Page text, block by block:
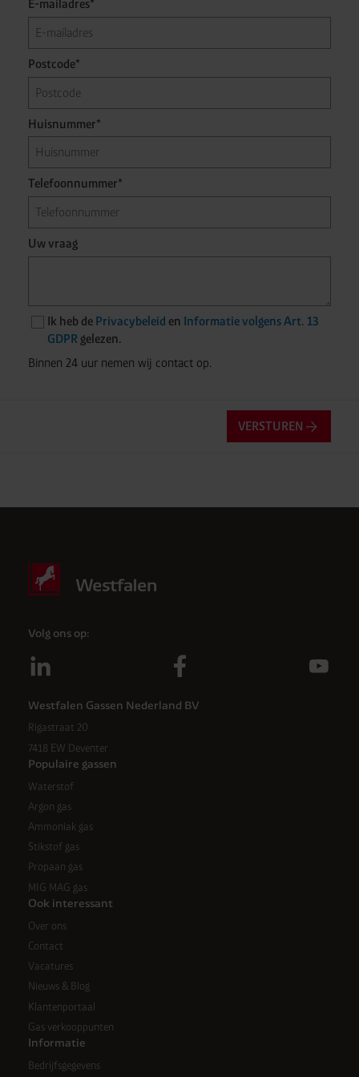
moment intrekken of aanpassen via de cookies-link in
de voettekst van de website
E-mailadres*
Postcode*
Huisnummer*
Telefoonnummer*
Uw vraag
Ik heb de Privacybeleid en Informatie volgens Art. 13
GDPR gelezen.
Binnen 24 uur nemen wij contact op.
VERSTUREN
Volg ons op:
Westfalen Gassen Nederland BV
Rigastraat 20
7418 EW Deventer
Populaire gassen
Waterstof
Argon gas
Ammoniak gas
Stikstof gas
Propaan gas
MIG MAG gas
Ook interessant
Over ons
Contact
Vacatures
Nieuws & Blog
Klantenportaal
Gas verkooppunten
Informatie
Bedrijfsgegevens